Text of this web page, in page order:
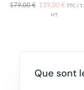
179,00€ 139,00 € TTC /
HT
Que sont